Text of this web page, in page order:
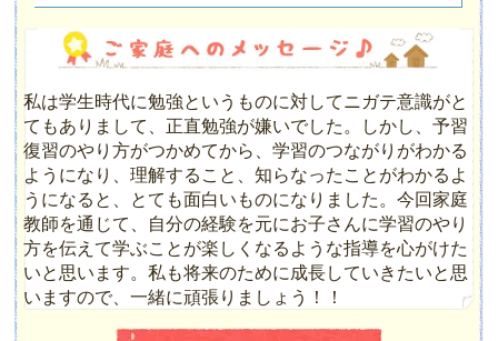
私は学生時代に勉強というものに対してニガテ意識がと
てもありまして、正直勉強が嫌いでした。しかし、予習
復習のやり方がつかめてから、学習のつながりがわかる
ようになり、理解すること、知らなったことがわかるよ
うになると、とても面白いものになりました。今回家庭
教師を通じて、自分の経験を元にお子さんに学習のやり
方を伝えて学ぶことが楽しくなるような指導を心がけた
いと思います。私も将来のために成長していきたいと思
いますので、一緒に頑張りましょう！！